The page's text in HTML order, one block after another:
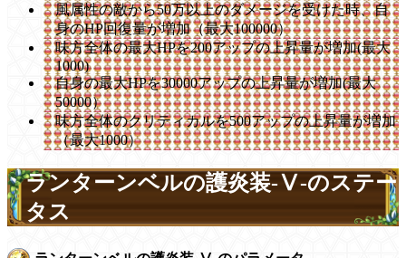
風属性の敵から50万以上のダメージを受けた時、自
身のHP回復量が増加（最大100000）
味方全体の最大HPを200アップの上昇量が増加(最大
1000)
自身の最大HPを30000アップの上昇量が増加(最大
50000）
味方全体のクリティカルを500アップの上昇量が増加
（最大1000）
ランターンベルの護炎装-Ⅴ-のステー
タス